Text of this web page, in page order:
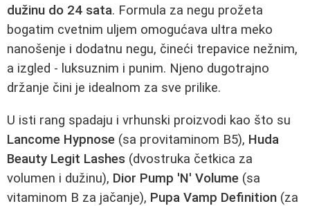
dužinu do 24 sata. Formula za negu prožeta
bogatim cvetnim uljem omogućava ultra meko
nanošenje i dodatnu negu, čineći trepavice nežnim,
a izgled - luksuznim i punim. Njeno dugotrajno
držanje čini je idealnom za sve prilike.
U isti rang spadaju i vrhunski proizvodi kao što su
Lancome Hypnose (sa provitaminom B5), Huda
Beauty Legit Lashes (dvostruka četkica za
volumen i dužinu), Dior Pump 'N' Volume (sa
vitaminom B za jačanje), Pupa Vamp Definition (za